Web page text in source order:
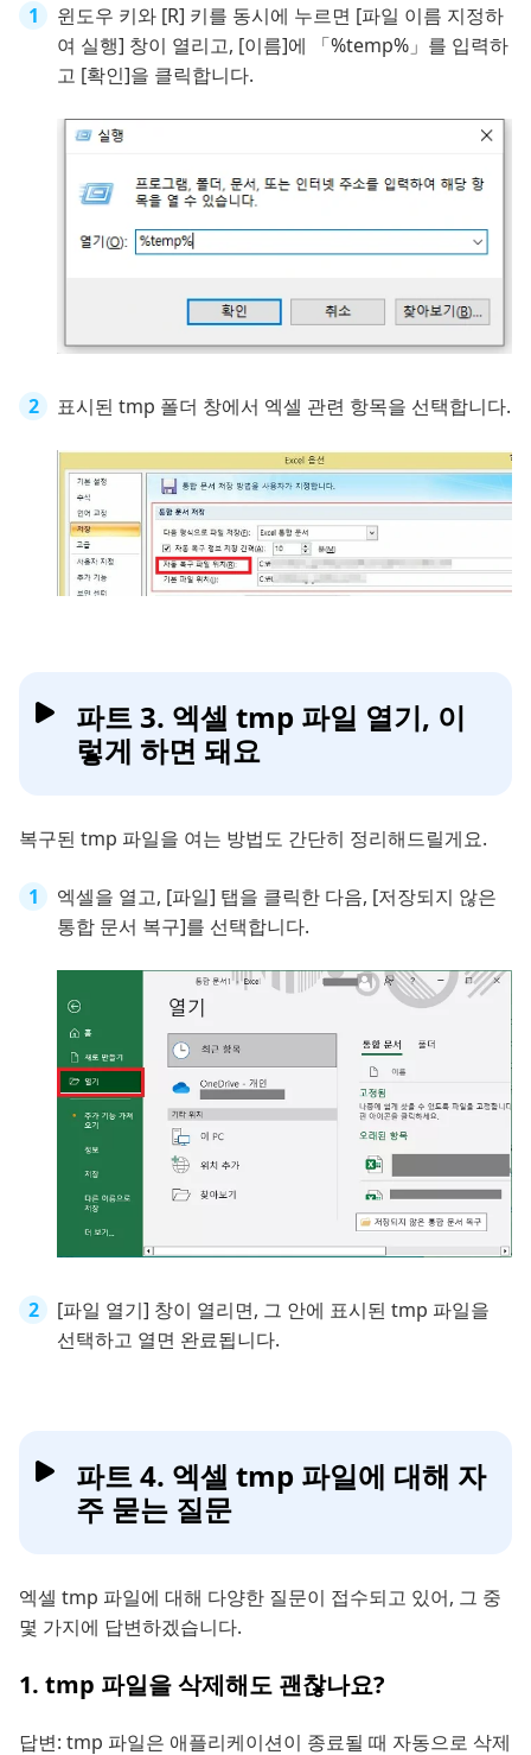
윈도우 키와 [R] 키를 동시에 누르면 [파일 이름 지정하
여 실행] 창이 열리고, [이름]에 「%temp%」를 입력하
고 [확인]을 클릭합니다.
표시된 tmp 폴더 창에서 엑셀 관련 항목을 선택합니다.
파트 3. 엑셀 tmp 파일 열기, 이
렇게 하면 돼요
복구된 tmp 파일을 여는 방법도 간단히 정리해드릴게요.
엑셀을 열고, [파일] 탭을 클릭한 다음, [저장되지 않은
통합 문서 복구]를 선택합니다.
[파일 열기] 창이 열리면, 그 안에 표시된 tmp 파일을
선택하고 열면 완료됩니다.
파트 4. 엑셀 tmp 파일에 대해 자
주 묻는 질문
엑셀 tmp 파일에 대해 다양한 질문이 접수되고 있어, 그 중
몇 가지에 답변하겠습니다.
1. tmp 파일을 삭제해도 괜찮나요?
답변: tmp 파일은 애플리케이션이 종료될 때 자동으로 삭제